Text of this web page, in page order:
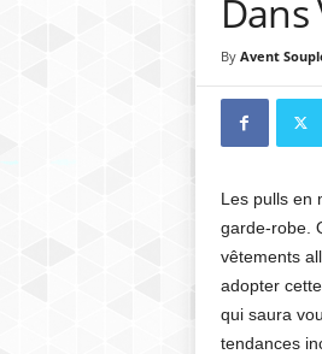
t
By Avent
Les pulls en
garde-robe.
vêtements
adopter
qui saura
tendances